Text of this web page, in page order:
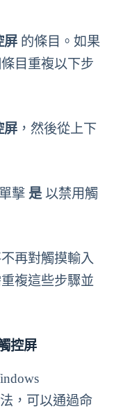
屏 的條目。如果
目重複以下步
屏 ，然後從上下
擊 是 以禁用觸
再對觸摸輸入
複這些步驟並
控屏
，可以通過命